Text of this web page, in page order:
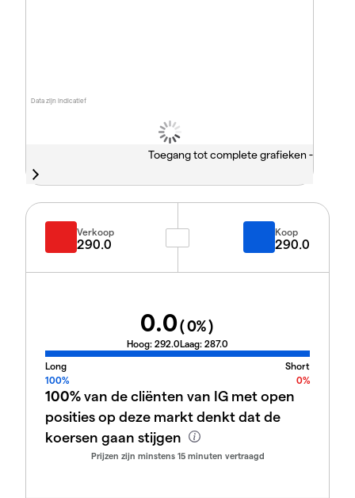
Data zijn indicatief
Toegang tot complete grafieken -
Verkoop
290.0
Koop
290.0
0.0(0%)
Hoog: 292.0Laag: 287.0
Long
Short
100%
0%
100%van de cliënten van IG met open
posities op deze markt denkt dat de
koersen gaan stijgen
Prijzen zijn minstens 15 minuten vertraagd